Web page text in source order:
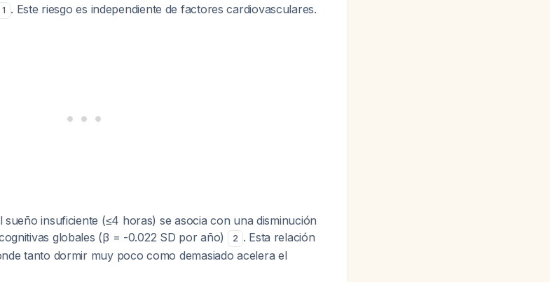
1 . Este riesgo es independiente de factores cardiovasculares.
sueño insuficiente (≤4 horas) se asocia con una disminución
globales (β = -0.022 SD por año)
2 . Esta relación
tanto dormir muy poco como demasiado acelera el